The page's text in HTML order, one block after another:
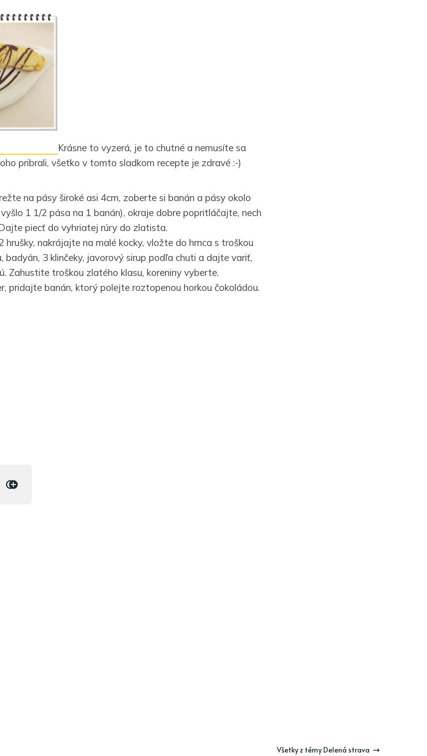
Krásne to vyzerá, je to chutné a nemusíte sa
pribrali, všetko v tomto sladkom recepte je zdravé :-)
na pásy široké asi 4cm, zoberte si banán a pásy okolo
1 1/2 pása na 1 banán), okraje dobre popritláčajte, nech
piecť do vyhriatej rúry do zlatista.
hrušky, nakrájajte na malé kocky, vložte do hrnca s troškou
badyán, 3 klinčeky, javorový sirup podľa chuti a dajte variť,
Zahustite troškou zlatého klasu, koreniny vyberte.
pridajte banán, ktorý polejte roztopenou horkou čokoládou.
Všetky z témy Delená strava